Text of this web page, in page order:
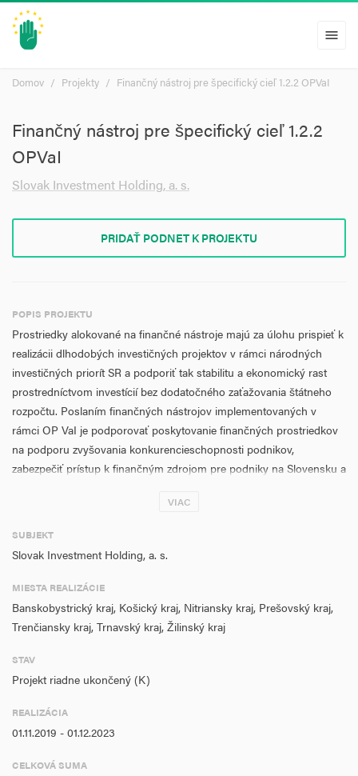
menu
Domov Projekty Finančný nástroj pre špecifický cieľ 1.2.2 OPVaI
Finančný nástroj pre špecifický cieľ 1.2.2
OPVaI
Slovak Investment Holding, a. s.
PRIDAŤ PODNET K PROJEKTU
POPIS PROJEKTU
Prostriedky alokované na finančné nástroje majú za úlohu prispieť k
realizácii dlhodobých investičných projektov v rámci národných
investičných priorít SR a podporiť tak stabilitu a ekonomický rast
prostredníctvom investícií bez dodatočného zaťažovania štátneho
rozpočtu. Poslaním finančných nástrojov implementovaných v
rámci OP VaI je podporovať poskytovanie finančných prostriedkov
na podporu zvyšovania konkurencieschopnosti podnikov,
zabezpečiť prístup k finančným zdrojom pre podniky na Slovensku a
technologického rozvoja a inovácií. Finančné nástroje majú za cieľ
zvyšovanie konkurencieschopnosti ich produktov a v neposlednom
rade vytvoriť dostatočnú a diverzifikovanú ponuku financovania,
ktorá prispeje k zvýšeniu kapitalizácie slovenských podnikov a zlepší
ich možnosti pre expanziu na vnútornom trhu EÚ, ako aj na trhoch
VIAC
SUBJEKT
Slovak Investment Holding, a. s.
MIESTA REALIZÁCIE
Banskobystrický kraj, Košický kraj, Nitriansky kraj, Prešovský kraj,
Trenčiansky kraj, Trnavský kraj, Žilinský kraj
STAV
Projekt riadne ukončený (K)
REALIZÁCIA
01.11.2019 - 01.12.2023
CELKOVÁ SUMA